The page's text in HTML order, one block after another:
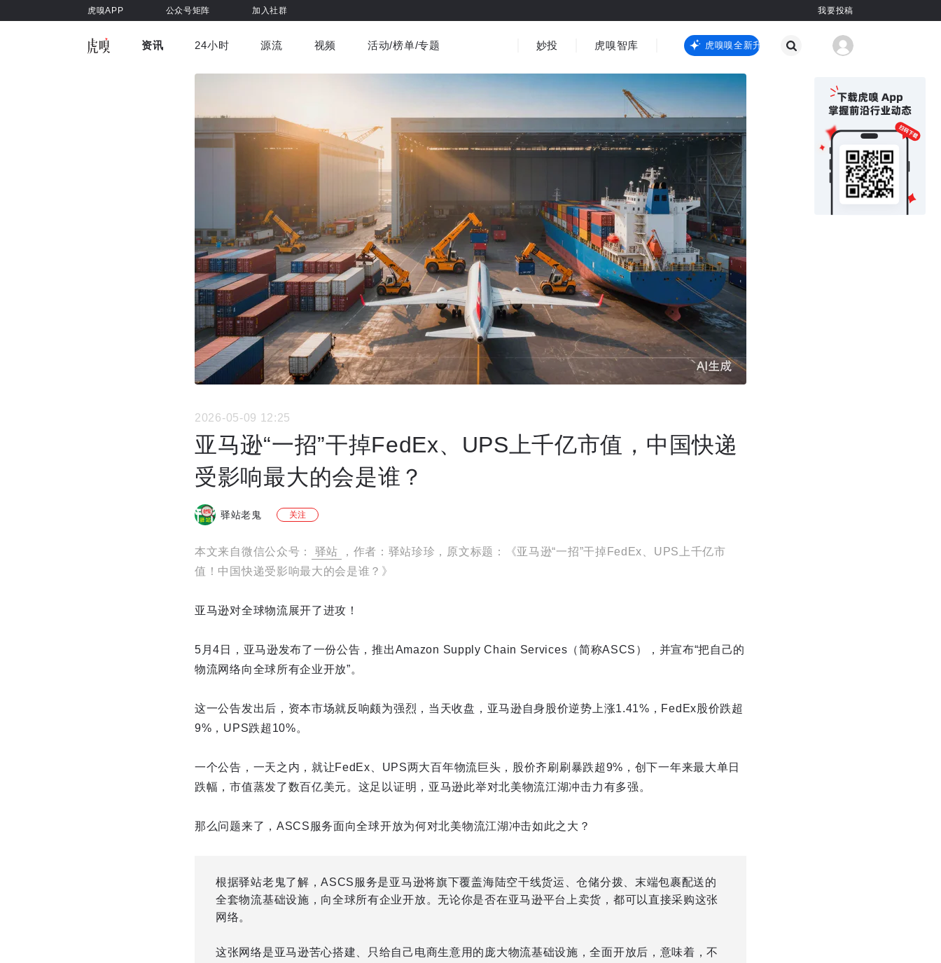
虎嗅APP 公众号矩阵 加入社群 我要投稿
资讯
车与出行 商业消费 社会文化 金融财经 出海
国际热点
其他
24小时 源流 视频 活动/榜单/专题 妙投 虎嗅智库 虎嗅嗅全新升级 虎嗅嗅全新升级
2026-05-09 12:25
亚马逊“一招”干掉FedEx、UPS上千亿市值，中国快递
受影响最大的会是谁？
驿站老鬼 关注
本文来自微信公众号： 驿站
，作者：驿站珍珍，原文标题：《亚马逊“一招”干掉FedEx、UPS上千亿市
值！中国快递受影响最大的会是谁？》
亚马逊对全球物流展开了进攻！
5月4日，亚马逊发布了一份公告，推出Amazon Supply Chain Services（简称ASCS），并宣布“把自己的
物流网络向全球所有企业开放”。
这一公告发出后，资本市场就反响颇为强烈，当天收盘，亚马逊自身股价逆势上涨1.41%，FedEx股价跌超
9%，UPS跌超10%。
一个公告，一天之内，就让FedEx、UPS两大百年物流巨头，股价齐刷刷暴跌超9%，创下一年来最大单日
跌幅，市值蒸发了数百亿美元。这足以证明，亚马逊此举对北美物流江湖冲击力有多强。
那么问题来了，ASCS服务面向全球开放为何对北美物流江湖冲击如此之大？
根据驿站老鬼了解，ASCS服务是亚马逊将旗下覆盖海陆空干线货运、仓储分拨、末端包裹配送的
全套物流基础设施，向全球所有企业开放。无论你是否在亚马逊平台上卖货，都可以直接采购这张
网络。
这张网络是亚马逊苦心搭建、只给自己电商生意用的庞大物流基础设施，全面开放后，意味着，不